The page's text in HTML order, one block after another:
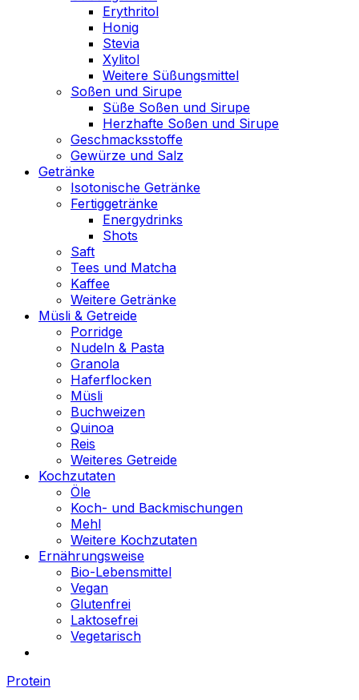
Erythritol
Honig
Stevia
Xylitol
Weitere Süßungsmittel
Soßen und Sirupe
Süße Soßen und Sirupe
Herzhafte Soßen und Sirupe
Geschmacksstoffe
Gewürze und Salz
Getränke
Isotonische Getränke
Fertiggetränke
Energydrinks
Shots
Saft
Tees und Matcha
Kaffee
Weitere Getränke
Müsli & Getreide
Porridge
Nudeln & Pasta
Granola
Haferflocken
Müsli
Buchweizen
Quinoa
Reis
Weiteres Getreide
Kochzutaten
Öle
Koch- und Backmischungen
Mehl
Weitere Kochzutaten
Ernährungsweise
Bio-Lebensmittel
Vegan
Glutenfrei
Laktosefrei
Vegetarisch
Protein